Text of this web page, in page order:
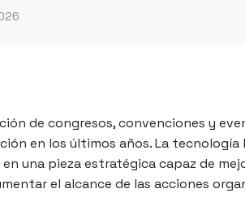
de congresos, convenciones y
en los últimos años. La
una pieza estratégica capaz de
el alcance de las acciones